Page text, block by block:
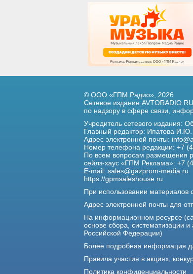
© ООО «ГПМ Радио», 2026
Сетевое издание
по надзору в сфере связи,
Учредитель сетевого издания:
Главный редактор: Ипатова И.Ю.
Адрес электронной почты:
Номер телефона редакции: +7
По всем вопросам размещения
сейлз-хаус «ГПМ Реклама»: +7
E-mail: sales@gazprom-media.ru
https://gpmsaleshouse.ru
При использовании материалов
Адрес электронной почты для
На информационном ресурсе
основе сбора, систематизации
Российской Федерации)
Более подробная информация
Правила участия в акциях,
Политика конфиденциальности